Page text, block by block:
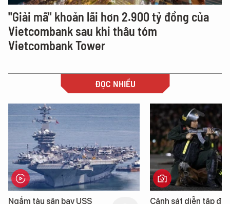
"Giải mã" khoản lãi hơn 2.900 tỷ đồng của
Vietcombank sau khi thâu tóm
Vietcombank Tower
ĐỌC NHIỀU
Cảnh sát diễn tập đấu Cận cảnh